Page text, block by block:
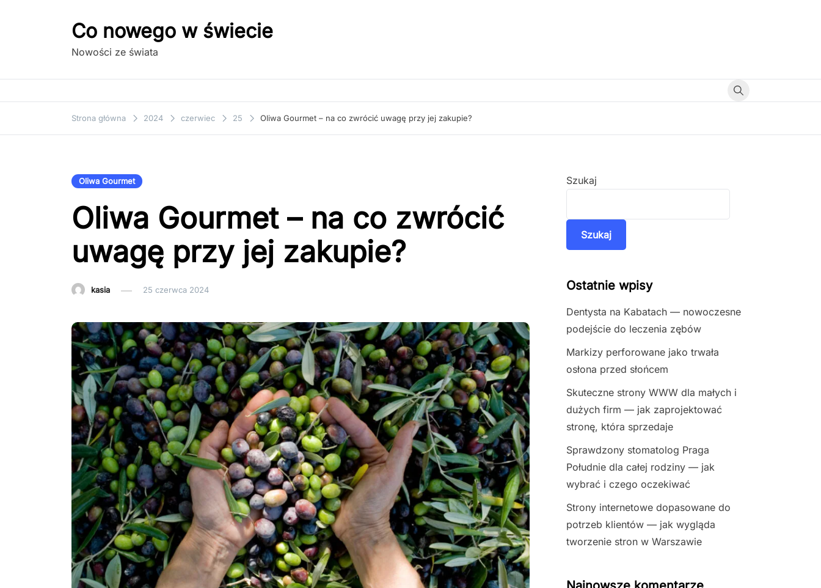
Co nowego w świecie
Nowości ze świata
Strona główna 2024 czerwiec 25 Oliwa Gourmet – na co zwrócić uwagę przy jej zakupie?
Oliwa Gourmet
Oliwa Gourmet – na co zwrócić
uwagę przy jej zakupie?
kasia 25 czerwca 2024
Szukaj
Szukaj
Ostatnie wpisy
Dentysta na Kabatach — nowoczesne
podejście do leczenia zębów
Markizy perforowane jako trwała
osłona przed słońcem
Skuteczne strony WWW dla małych i
dużych firm — jak zaprojektować
stronę, która sprzedaje
Sprawdzony stomatolog Praga
Południe dla całej rodziny — jak
wybrać i czego oczekiwać
Strony internetowe dopasowane do
potrzeb klientów — jak wygląda
tworzenie stron w Warszawie